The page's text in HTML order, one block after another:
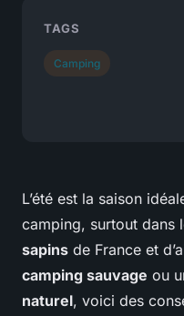
L’été est la saison
camping, surtout dans
sapins de France et
camping sauvage ou
naturel, voici des
TAGS
Camping